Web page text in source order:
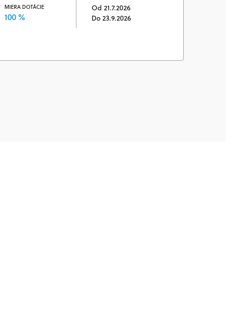
MIERA DOTÁCIE
100 %
Od 21.7.2026
Do 23.9.2026